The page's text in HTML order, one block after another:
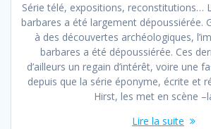
Série télé, expositions, reconstitutions…
barbares a été largement dépoussiérée.
à des découvertes archéologiques,
barbares a été dépoussiérée. Ces
d’ailleurs un regain d’intérêt, voire une
depuis que la série éponyme, écrite et
Hirst, les met en scène
Lire la suite